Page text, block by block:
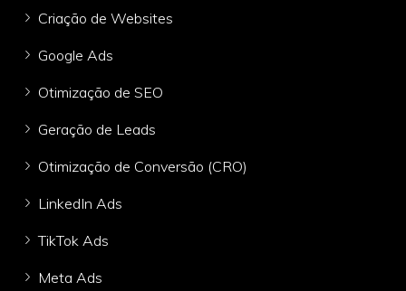
Criação de Websites
Google Ads
Otimização de SEO
Geração de Leads
Otimização de Conversão (CRO)
LinkedIn Ads
TikTok Ads
Meta Ads